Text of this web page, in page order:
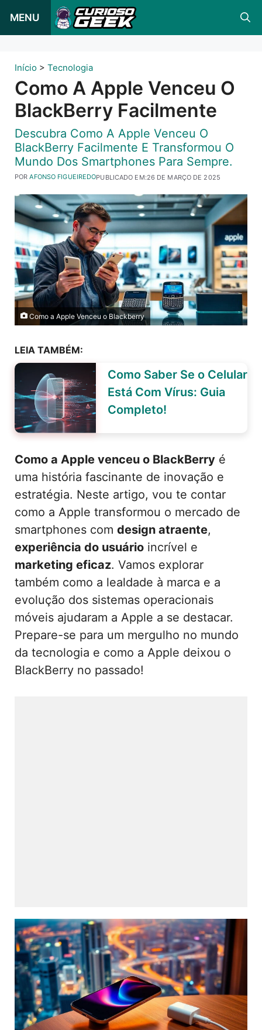
para
conteúdo
MENU
Início > Tecnologia
Como A Apple Venceu O
BlackBerry Facilmente
Descubra Como A Apple Venceu O
BlackBerry Facilmente E Transformou O
Mundo Dos Smartphones Para Sempre.
PUBLICADO EM:26 DE MARÇO DE 2025
PORAFONSO FIGUEIREDO
Como a Apple Venceu o Blackberry
LEIA TAMBÉM:
Como Saber Se o Celular
Está Com Vírus: Guia
Completo!
Como a Apple venceu o BlackBerry é
uma história fascinante de inovação e
estratégia. Neste artigo, vou te contar
como a Apple transformou o mercado de
smartphones com design atraente,
experiência do usuário incrível e
marketing eficaz. Vamos explorar
também como a lealdade à marca e a
evolução dos sistemas operacionais
móveis ajudaram a Apple a se destacar.
Prepare-se para um mergulho no mundo
da tecnologia e como a Apple deixou o
BlackBerry no passado!